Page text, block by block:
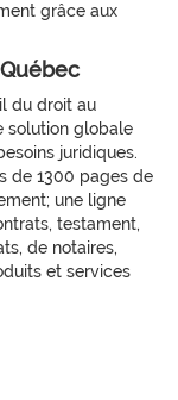
grâce aux
du droit au
solution globale
juridiques.
de 1300 pages de
une ligne
testament,
de notaires,
et services